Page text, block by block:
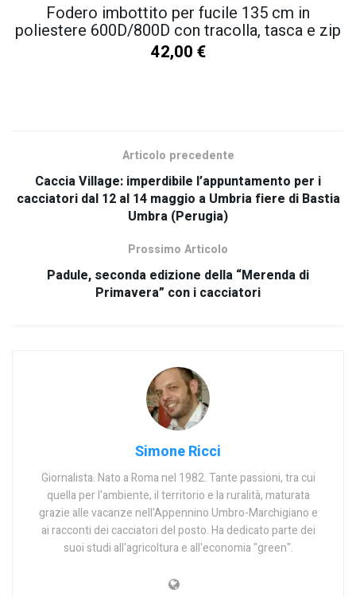
Fodero imbottito per fucile 135 cm in
poliestere 600D/800D con tracolla, tasca e zip
42,00 €
Articolo precedente
Caccia Village: imperdibile l’appuntamento per i
cacciatori dal 12 al 14 maggio a Umbria fiere di Bastia
Umbra (Perugia)
Prossimo Articolo
Padule, seconda edizione della “Merenda di
Primavera” con i cacciatori
Simone Ricci
Giornalista. Nato a Roma nel 1982. Tante passioni, tra cui
quella per l'ambiente, il territorio e la ruralità, maturata
grazie alle vacanze nell'Appennino Umbro-Marchigiano e
ai racconti dei cacciatori del posto. Ha dedicato parte dei
suoi studi all'agricoltura e all'economia "green".